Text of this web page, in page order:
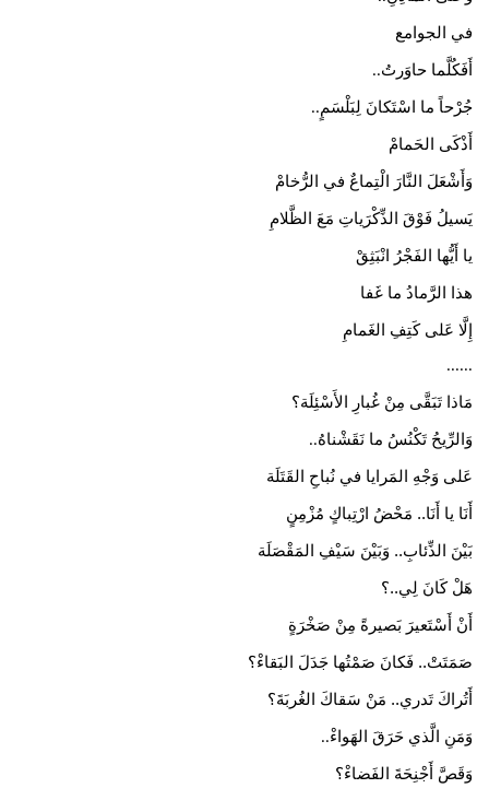
في الجوامع
​أَفَكُلَّما حاوَرتُ..
جُرْحاً ما اسْتَكانَ لِبَلْسَمٍ ..
أَذْكَى الحَمامْ
وَأَشْعَلَ النَّارَ الْتِماعٌ في الرُّخامْ
يَسيلُ فَوْقَ الذِّكْرَياتِ مَعَ الظَّلامِ
يا أَيُّها الفَجْرُ انْبَثِقْ
هذا الرَّمادُ ما غَفا
إِلَّا عَلى كَتِفِ الغَمامِ
......
​مَاذا تَبَقَّى مِنْ غُبارِ الأَسْئِلَة؟
وَالرِّيحُ تَكْنُسُ ما نَقَشْناهُ..
عَلى وَجْهِ المَرايا في نُباحِ القَتَلَة
أَنَا يا أَنَا.. مَحْضُ ارْتِباكٍ مُزْمِنٍ
بَيْنَ الذِّئابِ.. وَبَيْنَ سَيْفِ المَقْصَلَة
هَلْ كَانَ لِي..؟
أَنْ أَسْتَعيرَ بَصيرةً مِنْ صَخْرَةٍ
صَمَتَتْ.. فَكانَ صَمْتُها جَدَلَ البَقاءْ؟
أَتُراكَ تَدري.. مَنْ سَقاكَ الغُربَةَ؟
وَمَنِ الَّذي حَرَقَ الهَواءْ..
وَقَصَّ أَجْنِحَةَ الفَضاءْ؟